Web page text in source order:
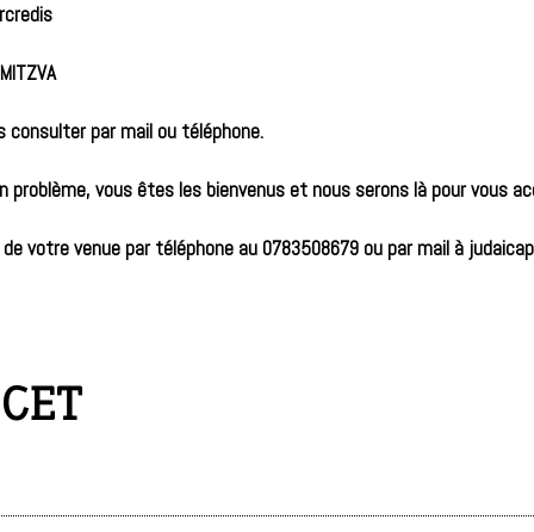
par mail ou téléphone.
problème, vous êtes les bienvenus et nous serons là pour vous
votre venue par téléphone au 0783508679 ou par mail à